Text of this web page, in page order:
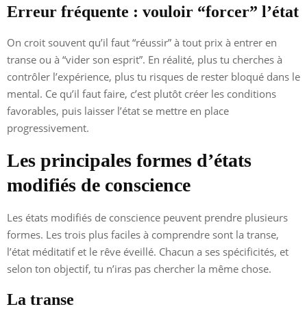
Erreur fréquente : vouloir “forcer” l’état
On croit souvent qu’il faut “réussir” à tout prix à entrer en
transe ou à “vider son esprit”. En réalité, plus tu cherches à
contrôler l’expérience, plus tu risques de rester bloqué dans le
mental. Ce qu’il faut faire, c’est plutôt créer les conditions
favorables, puis laisser l’état se mettre en place
progressivement.
Les principales formes d’états
modifiés de conscience
Les états modifiés de conscience peuvent prendre plusieurs
formes. Les trois plus faciles à comprendre sont la transe,
l’état méditatif et le rêve éveillé. Chacun a ses spécificités, et
selon ton objectif, tu n’iras pas chercher la même chose.
La transe